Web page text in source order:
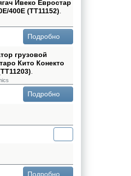
Ивеко Евростар
400E (TT11152)
Подробно
грузовой
Кито Конекто
Подробно
Подробно